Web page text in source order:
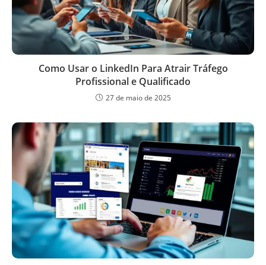
Como Usar o LinkedIn Para Atrair Tráfego
Profissional e Qualificado
27 de maio de 2025